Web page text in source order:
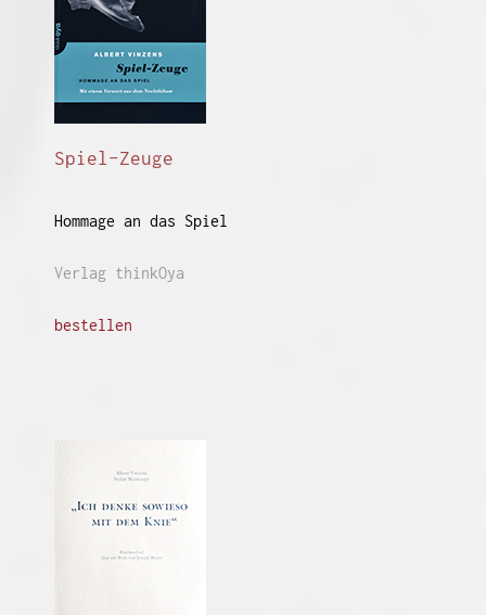
Spiel-Zeuge
Hommage an das Spiel
Verlag thinkOya
bestellen